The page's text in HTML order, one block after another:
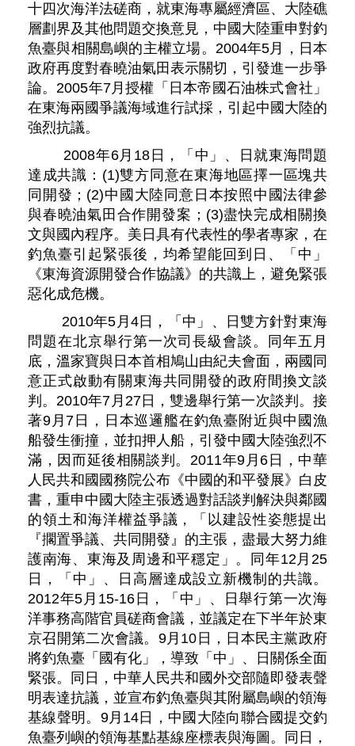
十四次海洋法磋商，就東海專屬經濟區、大陸礁
層劃界及其他問題交換意見，中國大陸重申對釣
魚臺與相關島嶼的主權立場。2004年5月，日本
政府再度對春曉油氣田表示關切，引發進一步爭
論。2005年7月授權「日本帝國石油株式會社」
在東海兩國爭議海域進行試採，引起中國大陸的
強烈抗議。
2008年6月18日，「中」、日就東海問題
達成共識：(1)雙方同意在東海地區擇一區塊共
同開發；(2)中國大陸同意日本按照中國法律參
與春曉油氣田合作開發案；(3)盡快完成相關換
文與國內程序。美日具有代表性的學者專家，在
釣魚臺引起緊張後，均希望能回到日、「中」
《東海資源開發合作協議》的共識上，避免緊張
惡化成危機。
2010年5月4日，「中」、日雙方針對東海
問題在北京舉行第一次司長級會談。同年五月
底，溫家寶與日本首相鳩山由紀夫會面，兩國同
意正式啟動有關東海共同開發的政府間換文談
判。2010年7月27日，雙邊舉行第一次談判。接
著9月7日，日本巡邏艦在釣魚臺附近與中國漁
船發生衝撞，並扣押人船，引發中國大陸強烈不
滿，因而延後相關談判。2011年9月6日，中華
人民共和國國務院公布《中國的和平發展》白皮
書，重申中國大陸主張透過對話談判解決與鄰國
的領土和海洋權益爭議，「以建設性姿態提出
『擱置爭議、共同開發』的主張，盡最大努力維
護南海、東海及周邊和平穩定」。同年12月25
日，「中」、日高層達成設立新機制的共識。
2012年5月15-16日，「中」、日舉行第一次海
洋事務高階官員磋商會議，並議定在下半年於東
京召開第二次會議。9月10日，日本民主黨政府
將釣魚臺「國有化」，導致「中」、日關係全面
緊張。同日，中華人民共和國外交部隨即發表聲
明表達抗議，並宣布釣魚臺與其附屬島嶼的領海
基線聲明。9月14日，中國大陸向聯合國提交釣
魚臺列嶼的領海基點基線座標表與海圖。同日，